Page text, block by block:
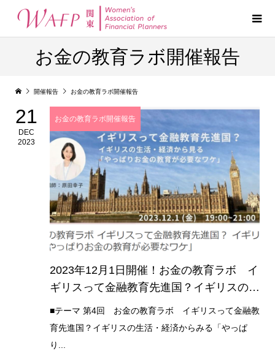
お金の教育ラボ開催報告
開催報告 お金の教育ラボ開催報告
21
DEC
2023
お金の教育ラボ開催報告
2023年12月1日開催！お金の教育ラボ イ
ギリスって金融教育先進国？イギリスの生
活・経済からみる「やっぱりお金の教育が
必要なワケ」
■テーマ 第4回 お金の教育ラボ イギリスって金融教
育先進国？イギリスの生活・経済からみる「やっぱ
り...